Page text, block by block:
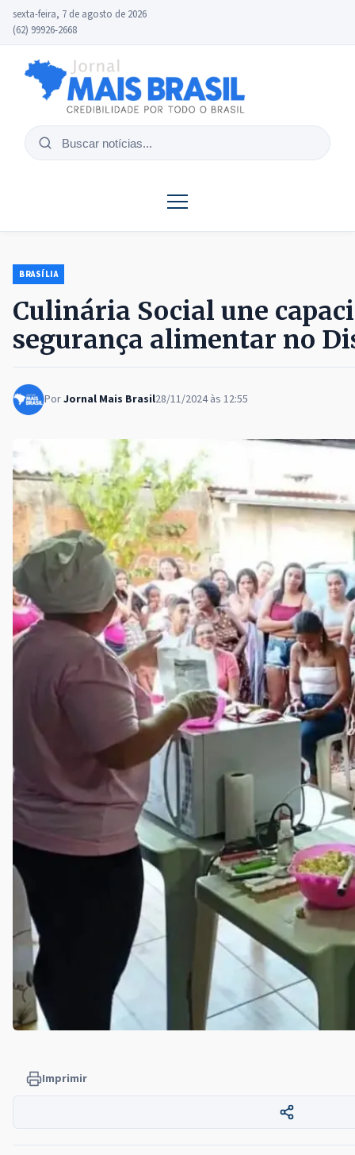
sexta-feira, 7 de agosto de 2026
(62) 99926-2668
Buscar
BRASÍLIA
Culinária Social une
segurança alimentar no
PorJornal Mais Brasil28/11/2024 às 12:55
Imprimir